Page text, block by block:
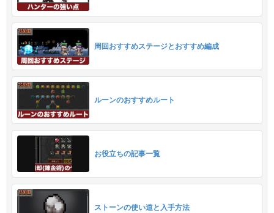
周回おすすめステージとおすすめ編成
ルーンのおすすめルート
お役立ちの記事一覧
ストーンの使い道と入手方法